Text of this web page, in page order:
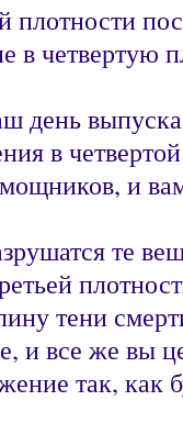
плотности
в четвертую
день
в
и
те
тени
и все же вы
так, как